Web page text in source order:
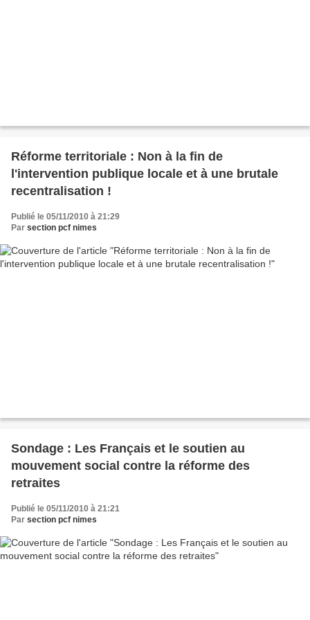
Réforme territoriale : Non à la fin de
l'intervention publique locale et à une brutale
recentralisation !
Publié le 05/11/2010 à 21:29
Par section pcf nimes
Sondage : Les Français et le soutien au
mouvement social contre la réforme des
retraites
Publié le 05/11/2010 à 21:21
Par section pcf nimes